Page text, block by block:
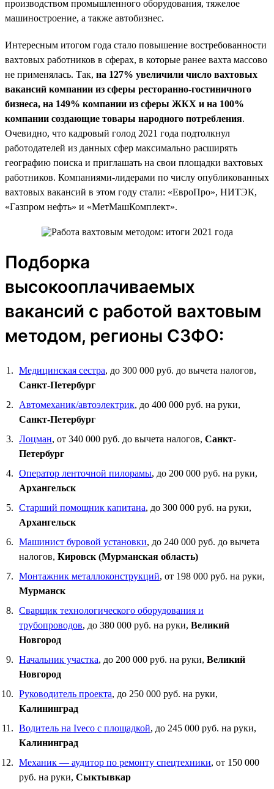
производством промышленного оборудования, тяжелое
машиностроение, а также автобизнес.
Интересным итогом года стало повышение востребованности
вахтовых работников в сферах, в которые ранее вахта массово
не применялась. Так, на 127% увеличили число вахтовых
вакансий компании из сферы ресторанно-гостиничного
бизнеса, на 149% компании из сферы ЖКХ и на 100%
компании создающие товары народного потребления.
Очевидно, что кадровый голод 2021 года подтолкнул
работодателей из данных сфер максимально расширять
географию поиска и приглашать на свои площадки вахтовых
работников. Компаниями-лидерами по числу опубликованных
вахтовых вакансий в этом году стали: «ЕвроПро», НИТЭК,
«Газпром нефть» и «МетМашКомплект».
Подборка
высокооплачиваемых
вакансий с работой вахтовым
методом, регионы СЗФО:
Медицинская сестра, до 300 000 руб. до вычета налогов,
Санкт-Петербург
Автомеханик/автоэлектрик, до 400 000 руб. на руки,
Санкт-Петербург
Лоцман, от 340 000 руб. до вычета налогов, Санкт-
Петербург
Оператор ленточной пилорамы, до 200 000 руб. на руки,
Архангельск
Старший помощник капитана, до 300 000 руб. на руки,
Архангельск
Машинист буровой установки, до 240 000 руб. до вычета
налогов, Кировск (Мурманская область)
Монтажник металлоконструкций, от 198 000 руб. на руки,
Мурманск
Сварщик технологического оборудования и
трубопроводов, до 380 000 руб. на руки, Великий
Новгород
Начальник участка, до 200 000 руб. на руки, Великий
Новгород
Руководитель проекта, до 250 000 руб. на руки,
Калининград
Водитель на Iveco с площадкой, до 245 000 руб. на руки,
Калининград
Механик — аудитор по ремонту спецтехники, от 150 000
руб. на руки, Сыктывкар